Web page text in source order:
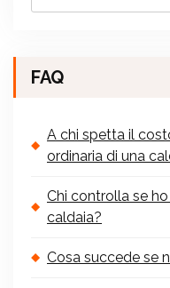
FAQ
A chi spetta il
ordinaria di una
Chi controlla se
caldaia?
Cosa succede se